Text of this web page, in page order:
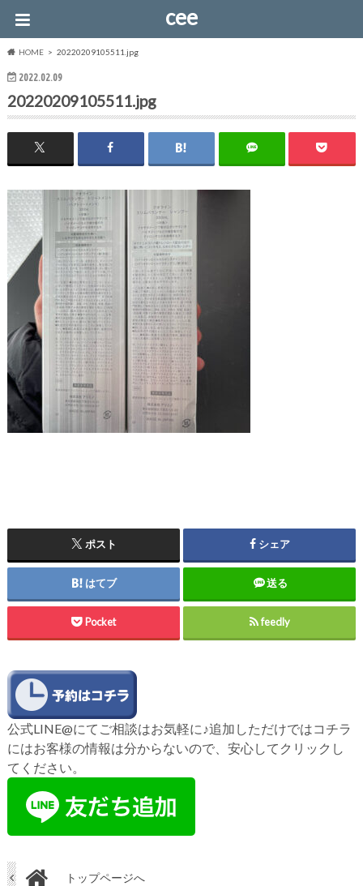
cee
HOME 20220209105511.jpg
2022.02.09
20220209105511.jpg
ポスト シェア
はてブ 送る
Pocket feedly
公式LINE@にてご相談はお気軽に♪追加しただけではコチラ
にはお客様の情報は分からないので、安心してクリックし
てください。
トップページへ